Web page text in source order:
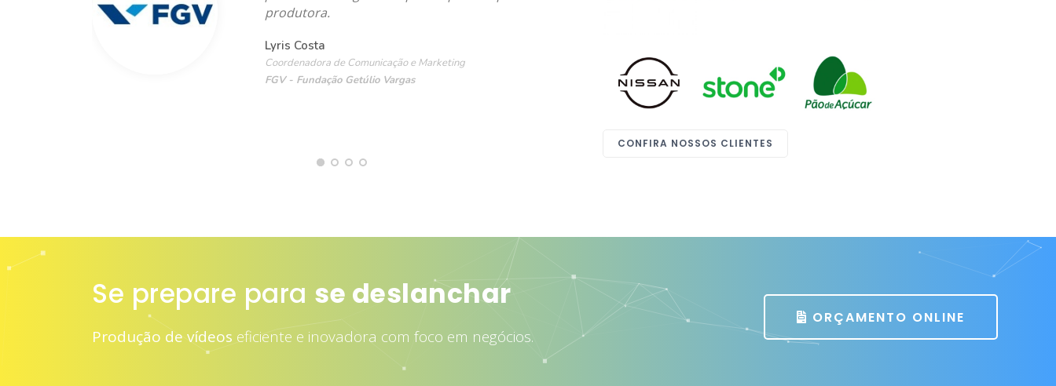
produtora.
Lyris Costa
Coordenadora de Comunicação e Marketing
FGV - Fundação Getúlio Vargas
Commercial & Contracts Coordinator
Aeróleo Táxi Aéreo
CONFIRA NOSSOS CLIENTES
Se prepare para atrair mais clientes
Produção de vídeos eficiente e inovadora com foco em negócios.
ORÇAMENTO ONLINE